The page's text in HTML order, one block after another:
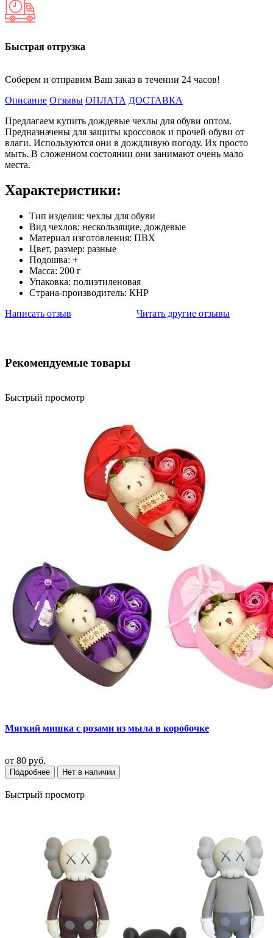
Быстрая отгрузка
Соберем и отправим Ваш заказ в течении 24 часов!
Описание Отзывы ОПЛАТА ДОСТАВКА
Предлагаем купить дождевые чехлы для обуви оптом.
Предназначены для защиты кроссовок и прочей обуви от
влаги. Используются они в дождливую погоду. Их просто
мыть. В сложенном состоянии они занимают очень мало
места.
Характеристики:
Тип изделия: чехлы для обуви
Вид чехлов: нескользящие, дождевые
Материал изготовления: ПВХ
Цвет, размер: разные
Подошва: +
Масса: 200 г
Упаковка: полиэтиленовая
Страна-производитель: КНР
Написать отзыв
Читать другие отзывы
Рекомендуемые товары
Быстрый просмотр
Мягкий мишка с розами из мыла в коробочке
от 80 руб.
Подробнее Нет в наличии
Быстрый просмотр